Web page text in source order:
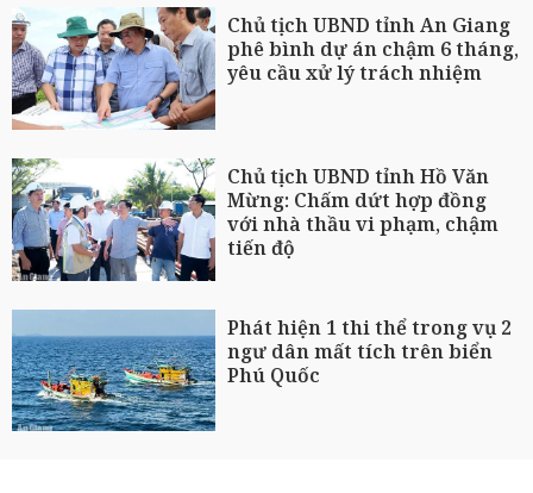
Chủ tịch UBND tỉnh An Giang
phê bình dự án chậm 6 tháng,
yêu cầu xử lý trách nhiệm
Chủ tịch UBND tỉnh Hồ Văn
Mừng: Chấm dứt hợp đồng
với nhà thầu vi phạm, chậm
tiến độ
Phát hiện 1 thi thể trong vụ 2
ngư dân mất tích trên biển
Phú Quốc